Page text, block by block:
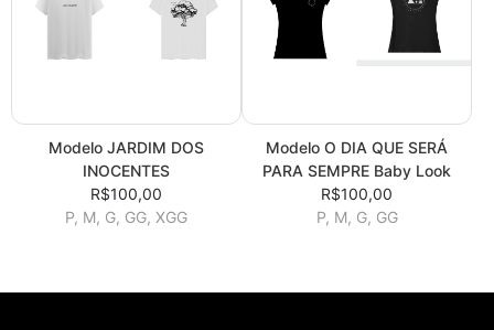
Modelo JARDIM DOS
INOCENTES
R$100,00
P, M, G, GG, XGG
Modelo O DIA QUE SERÁ
PARA SEMPRE Baby Look
R$100,00
P, M, G, GG